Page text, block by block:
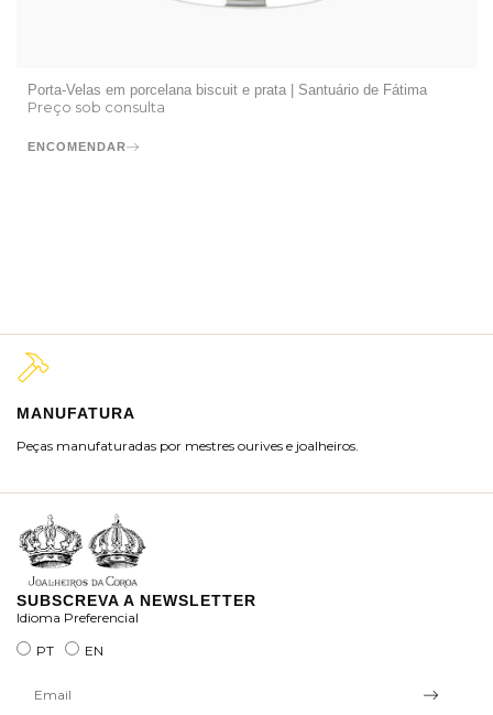
Porta-Velas em porcelana biscuit e prata | Santuário de Fátima
Preço sob consulta
ENCOMENDAR
MANUFATURA
Peças manufaturadas por mestres ourives e joalheiros.
SUBSCREVA A NEWSLETTER
Idioma Preferencial
PT
EN